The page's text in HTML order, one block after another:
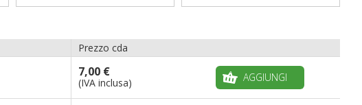
info@bandiere.it).
Prezzo cda
7,00 €
(IVA inclusa) AGGIUNGI